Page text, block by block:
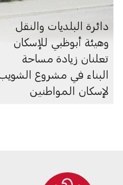
دائرة البلديات والنقل
وهيئة أبوظبي للإسكان
تعلنان زيادة مساحة
البناء في مشروع الشويب
لإسكان المواطنين